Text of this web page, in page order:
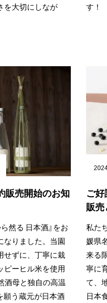
を大切にしなが
す！
販売開始のお知
然る 日本酒』をお
なりました。当園
せずに、丁寧に栽
ピーヒル米を使用
酒母と独自の高温
願う蔵元が日本酒
ご
販売
私た
媛県
来る
寧に
て、
日本